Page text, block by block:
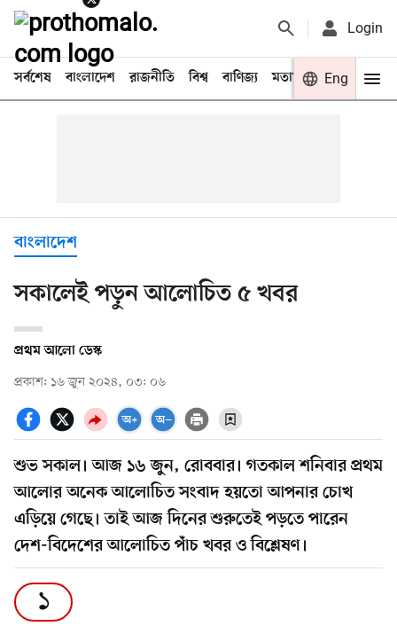
Login
সর্বশেষ বাংলাদেশ রাজনীতি বিশ্ব বাণিজ্য মতামত খেলা
Eng
বাংলাদেশ
সকালেই পড়ুন আলোচিত ৫ খবর
প্রথম আলো ডেস্ক
প্রকাশ: ১৬ জুন ২০২৪, ০৩: ০৬
শুভ সকাল। আজ ১৬ জুন, রোববার। গতকাল শনিবার প্রথম
আলোর অনেক আলোচিত সংবাদ হয়তো আপনার চোখ
এড়িয়ে গেছে। তাই আজ দিনের শুরুতেই পড়তে পারেন
দেশ-বিদেশের আলোচিত পাঁচ খবর ও বিশ্লেষণ।
১